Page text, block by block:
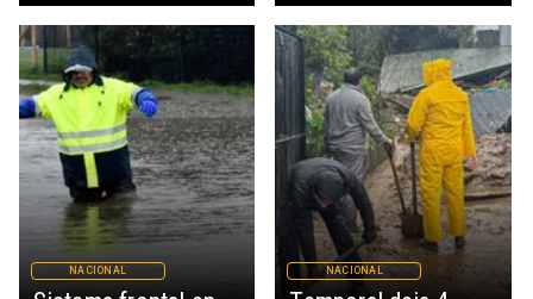
NACIONAL NACIONAL